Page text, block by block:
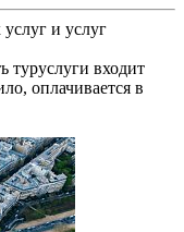
и услуг
туруслуги входит
оплачивается в